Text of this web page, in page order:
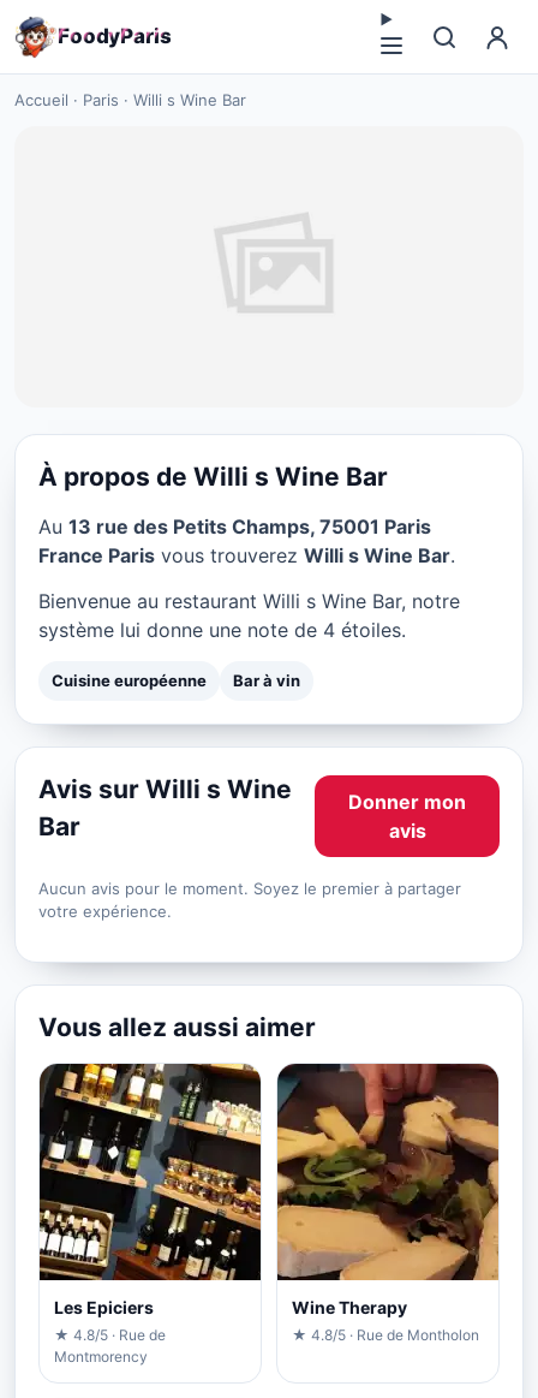
FoodyParis
Accueil · Paris · Willi s Wine Bar
Willi s Wine Bar à Paris
À propos de Willi s Wine Bar
Au 13 rue des Petits Champs, 75001 Paris
France Paris vous trouverez Willi s Wine Bar.
Bienvenue au restaurant Willi s Wine Bar, notre
système lui donne une note de 4 étoiles.
Cuisine européenne Bar à vin
Avis sur Willi s Wine
Bar
Donner mon
avis
Aucun avis pour le moment. Soyez le premier à partager
votre expérience.
Vous allez aussi aimer
Les Epiciers
★ 4.8/5 · Rue de
Montmorency
Wine Therapy
★ 4.8/5 · Rue de Montholon